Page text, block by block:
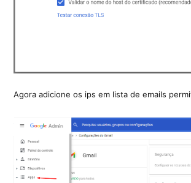
Agora adicione os ips em lista de emails